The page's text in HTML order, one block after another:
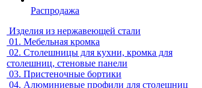
Распродажа
Изделия из нержавеющей стали
01. Мебельная кромка
02. Столешницы для кухни, кромка для
столешниц, стеновые панели
03. Пристеночные бортики
04. Алюминиевые профили для столешниц